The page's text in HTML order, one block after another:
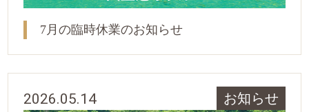
7月の臨時休業のお知らせ
2026.05.14 お知らせ